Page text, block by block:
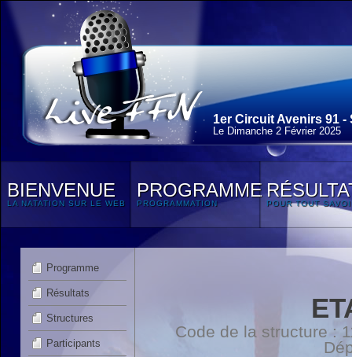
1er Circuit Avenirs 91 -
Le Dimanche 2 Février 2025
BIENVENUE
LA NATATION SUR LE WEB
PROGRAMME
PROGRAMMATION POUR TOUT
Programme
Résultats
Structures
Participants
Code de la structure :